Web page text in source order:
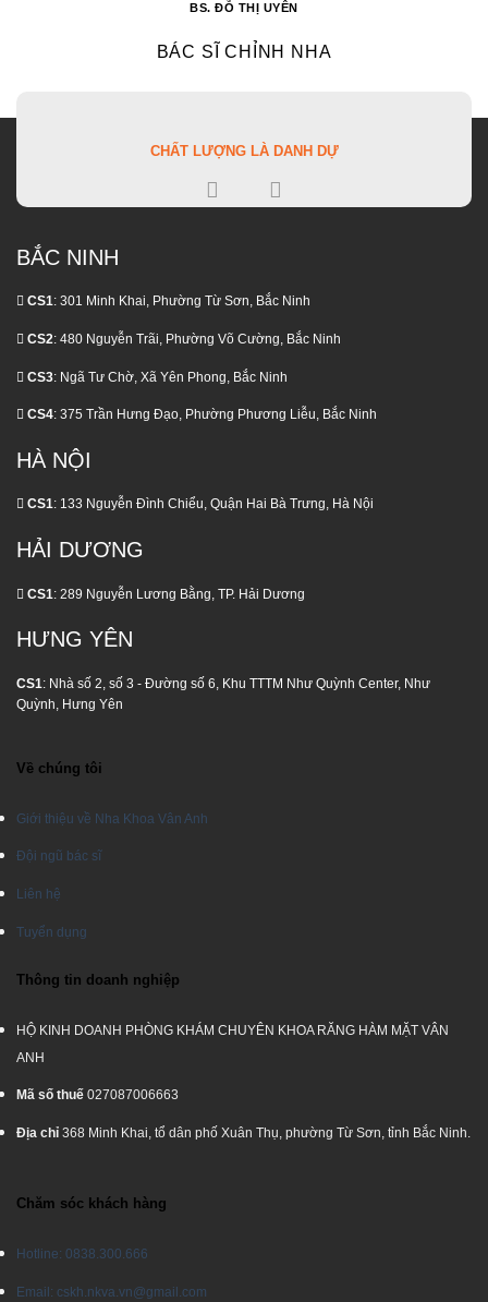
BS. ĐỖ THỊ UYÊN
BÁC SĨ CHỈNH NHA
CHẤT LƯỢNG LÀ DANH DỰ
BẮC NINH
CS1: 301 Minh Khai, Phường Từ Sơn, Bắc Ninh
CS2: 480 Nguyễn Trãi, Phường Võ Cường, Bắc Ninh
CS3: Ngã Tư Chờ, Xã Yên Phong, Bắc Ninh
CS4: 375 Trần Hưng Đạo, Phường Phương Liễu, Bắc Ninh
HÀ NỘI
CS1: 133 Nguyễn Đình Chiểu, Quận Hai Bà Trưng, Hà Nội
HẢI DƯƠNG
CS1: 289 Nguyễn Lương Bằng, TP. Hải Dương
HƯNG YÊN
CS1: Nhà số 2, số 3 - Đường số 6, Khu TTTM Như Quỳnh Center, Như
Quỳnh, Hưng Yên
Về chúng tôi
Giới thiệu về Nha Khoa Vân Anh
Đội ngũ bác sĩ
Liên hệ
Tuyển dụng
Thông tin doanh nghiệp
HỘ KINH DOANH PHÒNG KHÁM CHUYÊN KHOA RĂNG HÀM MẶT VÂN
ANH
Mã số thuế 027087006663
Địa chỉ 368 Minh Khai, tổ dân phố Xuân Thụ, phường Từ Sơn, tỉnh Bắc Ninh.
Chăm sóc khách hàng
Hotline: 0838.300.666
Email: cskh.nkva.vn@gmail.com